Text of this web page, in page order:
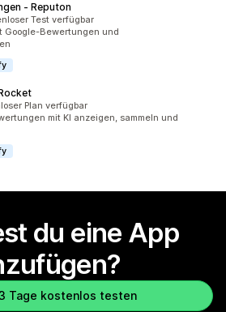
‑ Reputon
Test verfügbar
Google-Bewertungen und
Plan verfügbar
mit KI anzeigen, sammeln und
du eine App
Tage kostenlos testen